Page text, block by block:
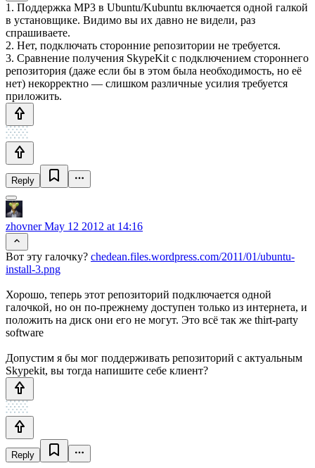
1. Поддержка MP3 в Ubuntu/Kubuntu включается одной галкой
в установщике. Видимо вы их давно не видели, раз
спрашиваете.
2. Нет, подключать сторонние репозитории не требуется.
3. Сравнение получения SkypeKit с подключением стороннего
репозитория (даже если бы в этом была необходимость, но её
нет) некорректно — слишком различные усилия требуется
приложить.
Reply
zhovnerMay 12 2012 at 14:16
Вот эту галочку? chedean.files.wordpress.com/2011/01/ubuntu-
install-3.png
Хорошо, теперь этот репозиторий подключается одной
галочкой, но он по-прежнему доступен только из интернета, и
положить на диск они его не могут. Это всё так же thirt-party
software
Допустим я бы мог поддерживать репозиторий с актуальным
Skypekit, вы тогда напишите себе клиент?
Reply